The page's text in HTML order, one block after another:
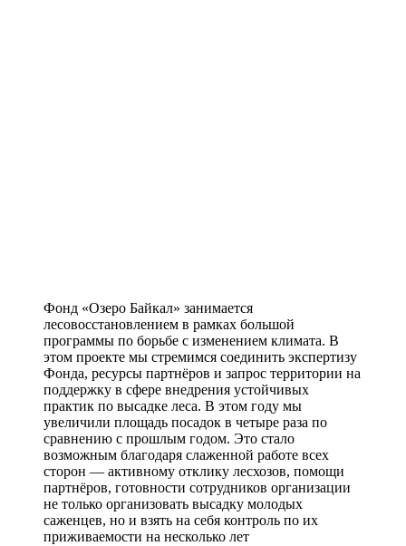
Фонд «Озеро Байкал» занимается
лесовосстановлением в рамках большой
программы по борьбе с изменением климата. В
этом проекте мы стремимся соединить экспертизу
Фонда, ресурсы партнёров и запрос территории на
поддержку в сфере внедрения устойчивых
практик по высадке леса. В этом году мы
увеличили площадь посадок в четыре раза по
сравнению с прошлым годом. Это стало
возможным благодаря слаженной работе всех
сторон — активному отклику лесхозов, помощи
партнёров, готовности сотрудников организации
не только организовать высадку молодых
саженцев, но и взять на себя контроль по их
приживаемости на несколько лет